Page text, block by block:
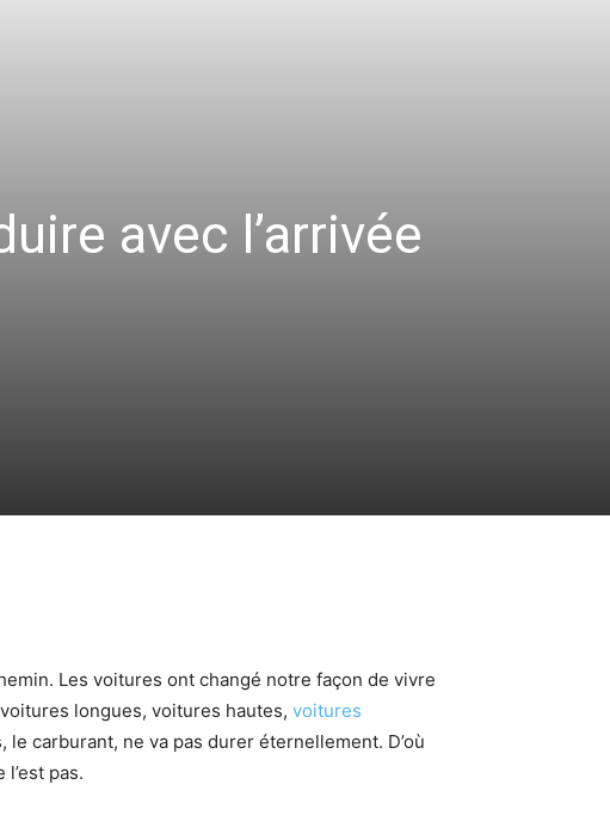
avec l’arrivée
Les voitures ont changé notre façon de vivre
longues, voitures hautes, voitures
carburant, ne va pas durer éternellement. D’où
pas.